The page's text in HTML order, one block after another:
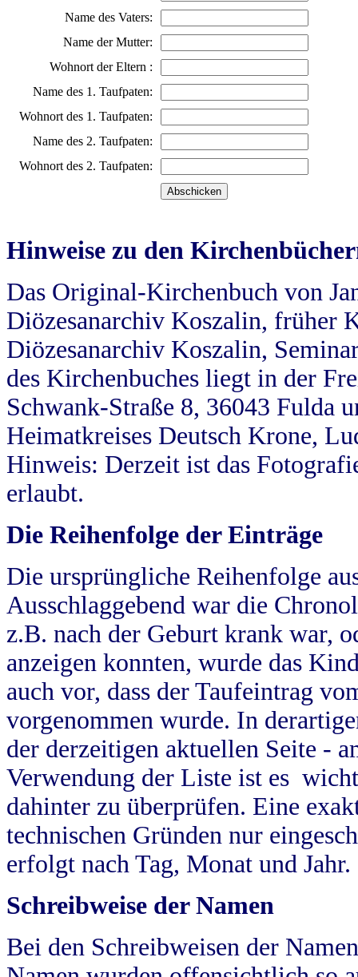
Name des Vaters:
Name der Mutter:
Wohnort der Eltern :
Name des 1. Taufpaten:
Wohnort des 1. Taufpaten:
Name des 2. Taufpaten:
Wohnort des 2. Taufpaten:
Hinweise zu den
Das Original-Kirchenbuch von
Diözesanarchiv Koszalin, früher
Diözesanarchiv Koszalin,
des Kirchenbuches liegt in der
Schwank-Straße 8, 36043 Fulda
Heimatkreises Deutsch Krone,
Hinweis: Derzeit ist das
erlaubt.
Die Reihenfolge der Einträge
Die ursprüngliche Reihenfolge
Ausschlaggebend war die
z.B. nach der Geburt krank war,
anzeigen konnten, wurde das
auch vor, dass der Taufeintrag
vorgenommen wurde. In
der derzeitigen aktuellen Seite -
Verwendung der Liste ist es
dahinter zu überprüfen. Eine
technischen Gründen nur
erfolgt nach Tag, Monat und Jahr.
Schreibweise der Namen
Bei den Schreibweisen der